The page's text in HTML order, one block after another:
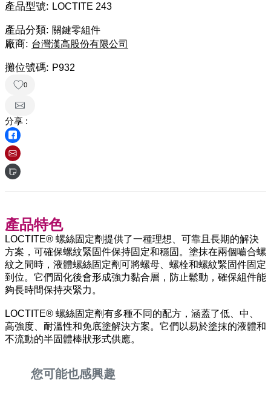
產品型號: LOCTITE 243
產品分類: 關鍵零組件
廠商: 台灣漢高股份有限公司
攤位號碼: P932
0
分享 :
產品特色
LOCTITE® 螺絲固定劑提供了一種理想、可靠且長期的解決
方案，可確保螺紋緊固件保持固定和穩固。塗抹在兩個嚙合螺
紋之間時，液體螺絲固定劑可將螺母、螺栓和螺紋緊固件固定
到位。它們固化後會形成強力黏合層，防止鬆動，確保組件能
夠長時間保持夾緊力。
LOCTITE® 螺絲固定劑有多種不同的配方，涵蓋了低、中、
高強度、耐溫性和免底塗解決方案。它們以易於塗抹的液體和
不流動的半固體棒狀形式供應。
您可能也感興趣